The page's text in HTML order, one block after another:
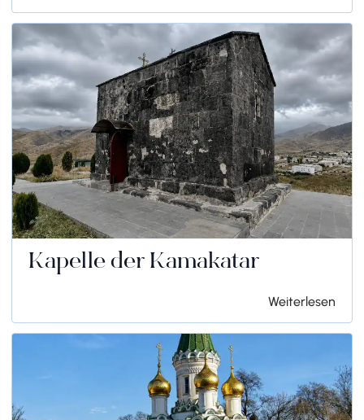
Kapelle der Kamakatar
Weiterlesen